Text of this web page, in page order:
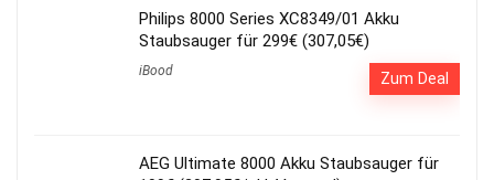
Philips 8000 Series XC8349/01 Akku
Staubsauger für 299€ (307,05€)
iBood Zum Deal
AEG Ultimate 8000 Akku Staubsauger für